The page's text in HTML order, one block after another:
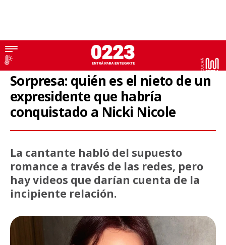
Nicki Nicole
Sorpresa: quién es el nieto de un
expresidente que habría
conquistado a Nicki Nicole
La cantante habló del supuesto
romance a través de las redes, pero
hay videos que darían cuenta de la
incipiente relación.